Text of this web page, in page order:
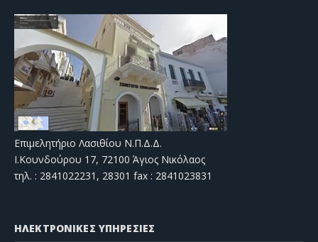
Επιμελητήριο Λασιθίου Ν.Π.Δ.Δ.
Ι.Κουνδούρου 17, 72100 Άγιος Νικόλαος
τηλ. : 2841022231, 28301 fax : 2841023831
ΗΛΕΚΤΡΟΝΙΚΕΣ ΥΠΗΡΕΣΙΕΣ